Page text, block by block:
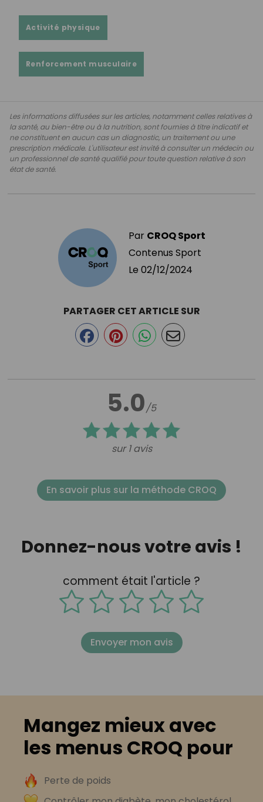
Activité physique
Renforcement musculaire
Les informations diffusées sur les articles, notamment celles relatives à
la santé, au bien-être ou à la nutrition, sont fournies à titre indicatif et
ne constituent en aucun cas un diagnostic, un traitement ou une
prescription médicale. L'utilisateur est invité à consulter un médecin ou
un professionnel de santé qualifié pour toute question relative à son
état de santé.
Par CROQ Sport
Contenus Sport
Le 02/12/2024
5.0/5
sur 1 avis
PARTAGER CET ARTICLE SUR
En savoir plus sur la méthode CROQ
Donnez-nous votre avis !
comment était l'article ?
Envoyer mon avis
Mangez mieux avec
les menus CROQ pour
Perte de poids